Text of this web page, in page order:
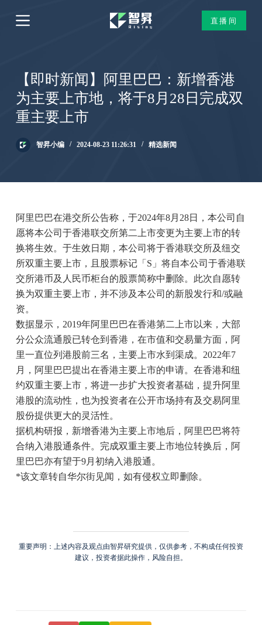
跳
过
直播间
【即时新闻】阿里巴巴：新增香港
为主要上市地，将于8月28日完成双
重主要上市
智昇小编 2024-08-23 11:26:31 精选新闻
阿里巴巴在港交所公告称，于2024年8月28日，本公司自
愿将本公司于香港联交所第二上市变更为主要上市的转
换将生效。于生效日期，本公司将于香港联交所及纽交
所双重主要上市，且股票标记「S」将自本公司于香港联
交所港币及人民币柜台的股票简称中删除。此次自愿转
换为双重主要上市，并不涉及本公司的新股发行和/或融
资。
数据显示，2019年阿里巴巴在香港第二上市以来，大部
分公众流通股已转仓到香港，在市值和交易量方面，阿
里一直位列港股前三名，主要上市水到渠成。2022年7
月，阿里巴巴提出在香港主要上市的申请。在香港和纽
约双重主要上市，将进一步扩大投资者基础，提升阿里
港股的流动性，也为投资者在公开市场持有及交易阿里
股份提供更大的灵活性。
据机构研报，新增香港为主要上市地后，阿里巴巴将符
合纳入港股通条件。完成双重主要上市地位转换后，阿
里巴巴亦有望于9月初纳入港股通。
*该文章转自华尔街见闻，如有侵权立即删除。
重要声明：上述内容及观点由智昇研究提供，仅供参考，不构成任何投资
建议，投资者据此操作，风险自担。